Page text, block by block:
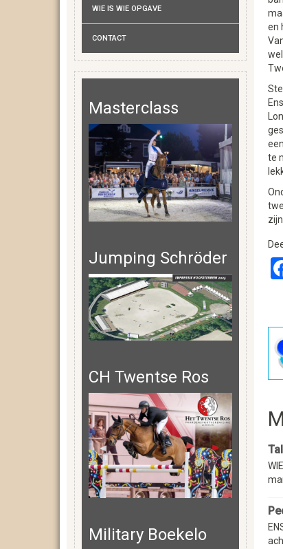
WIE IS WIE OPGAVE
CONTACT
Masterclass
Jumping Schröder
CH Twentse Ros
Military Boekelo
en
te